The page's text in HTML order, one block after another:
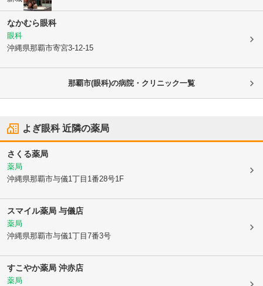
なかむら眼科
眼科
沖縄県那覇市寄宮3-12-15
那覇市(眼科)の病院・クリニック一覧
よぎ眼科近隣の薬局
さくる薬局
薬局
沖縄県那覇市与儀1丁目1番28号1F
スマイル薬局 与儀店
薬局
沖縄県那覇市与儀1丁目7番3号
すこやか薬局 沖赤店
薬局